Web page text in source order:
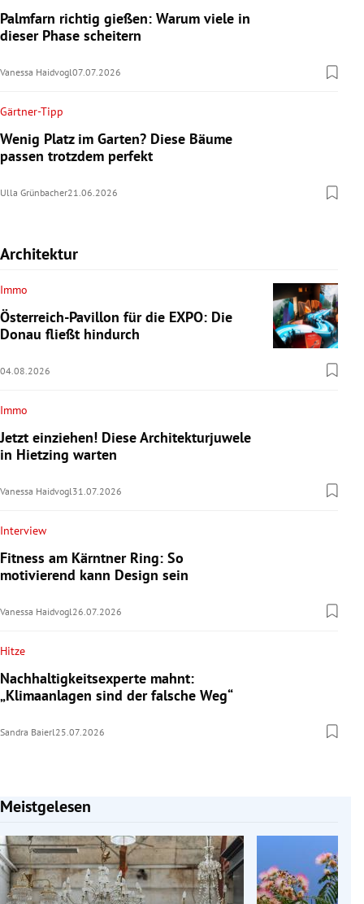
Palmfarn richtig gießen: Warum viele in
dieser Phase scheitern
Vanessa Haidvogl07.07.2026
Gärtner-Tipp
Wenig Platz im Garten? Diese Bäume
passen trotzdem perfekt
Ulla Grünbacher21.06.2026
Architektur
Immo
Österreich-Pavillon für die EXPO: Die
Donau fließt hindurch
04.08.2026
Immo
Jetzt einziehen! Diese Architekturjuwele
in Hietzing warten
Vanessa Haidvogl 31.07.2026
Interview
Fitness am Kärntner Ring: So
motivierend kann Design sein
Vanessa Haidvogl 26.07.2026
Hitze
Nachhaltigkeitsexperte mahnt:
„Klimaanlagen sind der falsche Weg“
Sandra Baierl 25.07.2026
Meistgelesen
Slide 1 von 7